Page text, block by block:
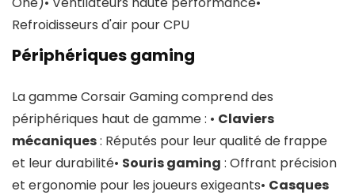
Refroidisseurs d'air pour CPU
Périphériques gaming
La gamme Corsair Gaming comprend des
périphériques haut de gamme : • Claviers
mécaniques: Réputés pour leur qualité de frappe
et leur durabilité• Souris gaming : Offrant précision
et ergonomie pour les joueurs exigeants• Casques